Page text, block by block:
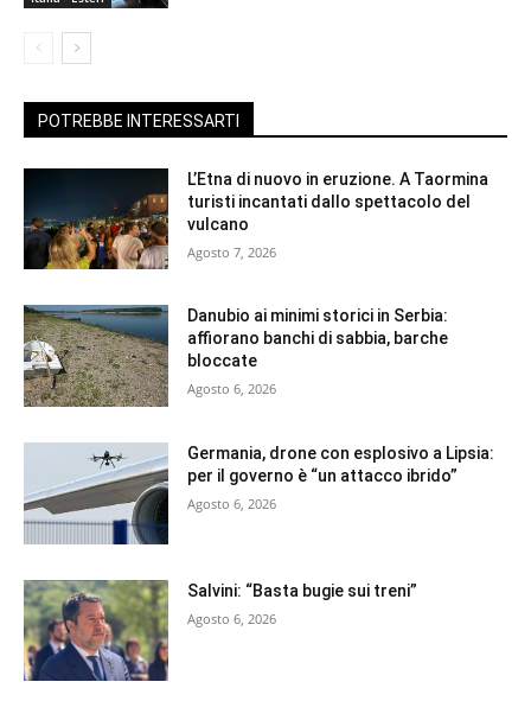
POTREBBE INTERESSARTI
L’Etna di nuovo in eruzione. A Taormina
turisti incantati dallo spettacolo del
vulcano
Agosto 7, 2026
Danubio ai minimi storici in Serbia:
affiorano banchi di sabbia, barche
bloccate
Agosto 6, 2026
Germania, drone con esplosivo a Lipsia:
per il governo è “un attacco ibrido”
Agosto 6, 2026
Salvini: “Basta bugie sui treni”
Agosto 6, 2026